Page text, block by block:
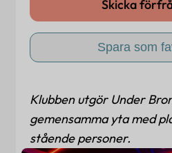
Skicka
Spara som
Klubben utgör Under
gemensamma yta med
stående personer.